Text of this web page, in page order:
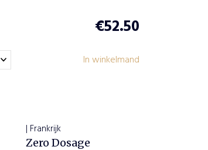
€52.50
In winkelmand
| Frankrijk
Zero Dosage